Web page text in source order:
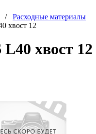
/ Расходные материалы
хвост 12
хвост 12